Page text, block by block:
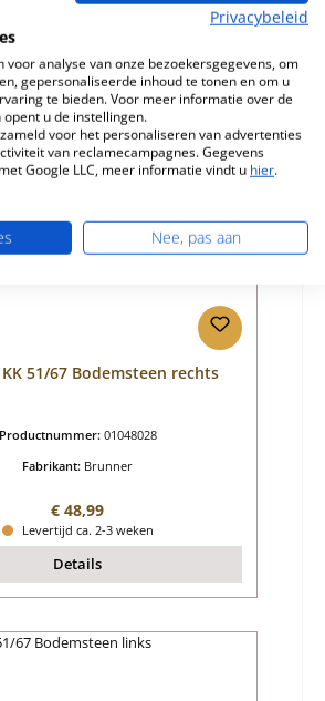
Normale prijs:
€ 50,71
Details
51/67 Bodemsteen rechts
Productnummer: 01048028
Fabrikant: Brunner
Normale prijs:
€ 48,99
Levertijd ca. 2-3 weken
Details
Privacybeleid
voor analyse van onze bezoekersgegevens, om
gepersonaliseerde inhoud te tonen en om u
te bieden. Voor meer informatie over de
u de instellingen.
voor het personaliseren van advertenties
van reclamecampagnes. Gegevens
Google LLC, meer informatie vindt u hier.
Nee, pas aan